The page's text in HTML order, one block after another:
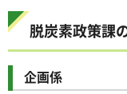
脱炭素政策課
企画係